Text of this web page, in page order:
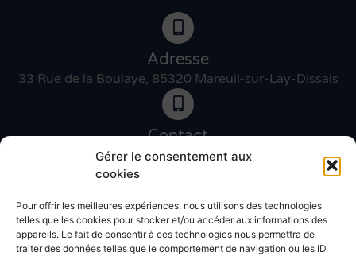
Gérer le consentement aux
cookies
Pour offrir les meilleures expériences, nous utilisons des technologies
telles que les cookies pour stocker et/ou accéder aux informations des
appareils. Le fait de consentir à ces technologies nous permettra de
traiter des données telles que le comportement de navigation ou les ID
Adresse
33 Rue de la Boulaye, 85320 Mareuil-sur-Lay-Dissais
Contact
06 46 27 89 83
Contact
02 51 30 31 09